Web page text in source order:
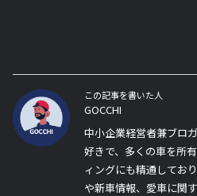
この記事を書いた人
GOCCHI
中小企業経営者兼ブロ
好きで、多くの車を所
ィングにも精通してお
や新車情報、愛車に関